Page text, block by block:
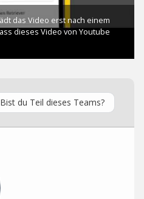
Bist du Teil dieses Teams?